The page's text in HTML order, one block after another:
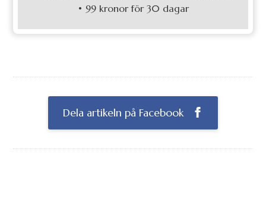
• 99 kronor för 30 dagar
Dela artikeln på Facebook